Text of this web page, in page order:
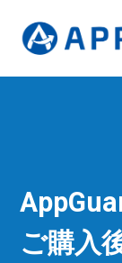
ご購入